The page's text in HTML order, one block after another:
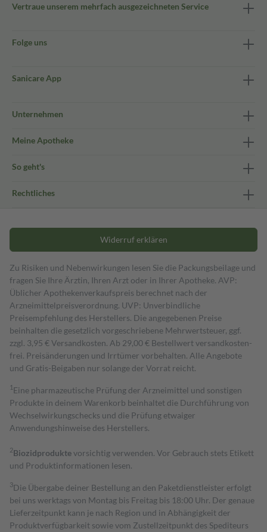
Vertraue unserem mehrfach ausgezeichneten Service
Folge uns
Sanicare App
Unternehmen
Meine Apotheke
So geht's
Rechtliches
Widerruf erklären
Zu Risiken und Nebenwirkungen lesen Sie die Packungsbeilage und
fragen Sie Ihre Ärztin, Ihren Arzt oder in Ihrer Apotheke. AVP:
Üblicher Apothekenverkaufspreis berechnet nach der
Arzneimittelpreisverordnung. UVP: Unverbindliche
Preisempfehlung des Herstellers. Die angegebenen Preise
beinhalten die gesetzlich vorgeschriebene Mehrwertsteuer, ggf.
zzgl. 3,95 € Versandkosten. Ab 29,00 € Bestell­wert versand­kosten­
frei. Preisänderungen und Irrtümer vorbehalten. Alle Angebote
und Gratis-Beigaben nur solange der Vorrat reicht.
1 Eine pharmazeutische Prüfung der Arzneimittel und sonstigen
Produkte in deinem Warenkorb beinhaltet die Durchführung von
Wechselwirkungschecks und die Prüfung etwaiger
Anwendungshinweise des Herstellers.
2Biozidproduktevorsichtig verwenden. Vor Gebrauch stets Etikett
und Produktinformationen lesen.
3Die Übergabe deiner Bestellung an den Paketdienstleister erfolgt
bei uns werktags von Montag bis Freitag bis 18:00 Uhr. Der genaue
Lieferzeitpunkt kann je nach Region und in Abhängigkeit der
Produktverfügbarkeit sowie vom Zustellzeitpunkt des Spediteurs